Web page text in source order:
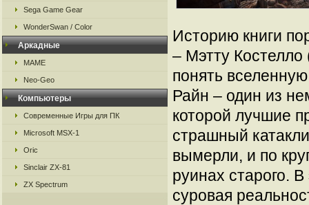
Sega Game Gear
WonderSwan / Color
Аркадные
MAME
Neo-Geo
Компьютеры
Современные Игры для ПК
Microsoft MSX-1
Oric
Sinclair ZX-81
ZX Spectrum
Историю книги
– Мэтту
понять
Райн – один из
которой лучшие
страшный
вымерли, и по
руинах старого.
суровая